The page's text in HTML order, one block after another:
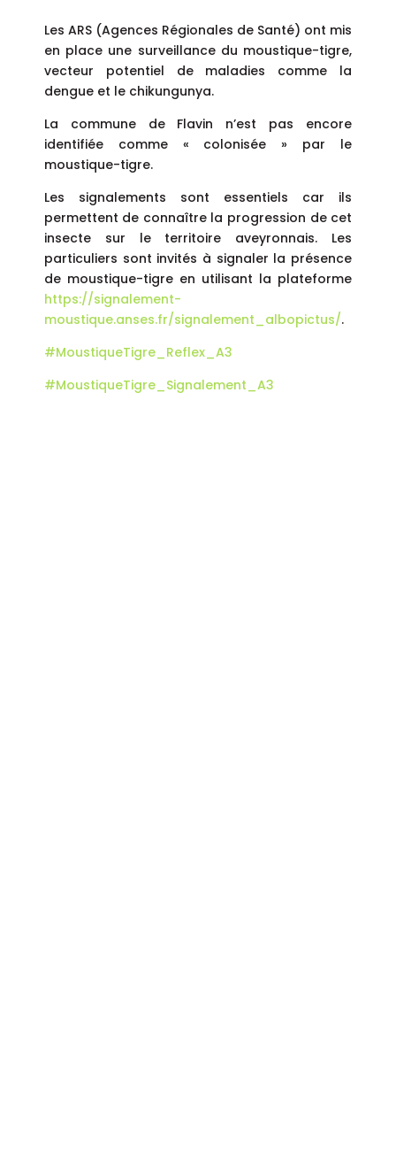
Les ARS (Agences Régionales de Santé) ont mis
en place une surveillance du moustique-tigre,
vecteur potentiel de maladies comme la
dengue et le chikungunya.
La commune de Flavin n’est pas encore
identifiée comme « colonisée » par le
moustique-tigre.
Les signalements sont essentiels car ils
permettent de connaître la progression de cet
insecte sur le territoire aveyronnais. Les
particuliers sont invités à signaler la présence
de moustique-tigre en utilisant la plateforme
https://signalement-
moustique.anses.fr/signalement_albopictus/.
#MoustiqueTigre_Reflex_A3
#MoustiqueTigre_Signalement_A3